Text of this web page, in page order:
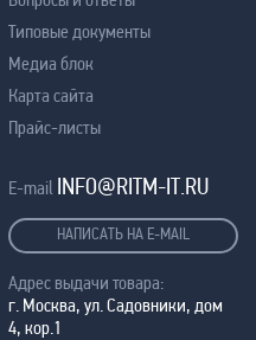
Типовые документы
Медиа блок
Карта сайта
Прайс-листы
E-mail INFO@RITM-IT.RU
НАПИСАТЬ НА E-MAIL
Адрес выдачи товара:
г. Москва, ул. Садовники, дом
4, кор.1